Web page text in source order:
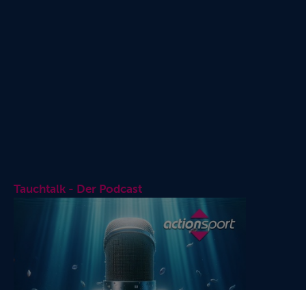
Tauchtalk - Der Podcast